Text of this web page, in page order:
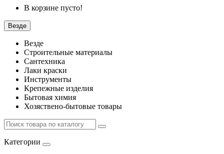
В корзине пусто!
Везде
Везде
Строительные материалы
Сантехника
Лаки краски
Инструменты
Крепежные изделия
Бытовая химия
Хозяствено-бытовые товары
Категории